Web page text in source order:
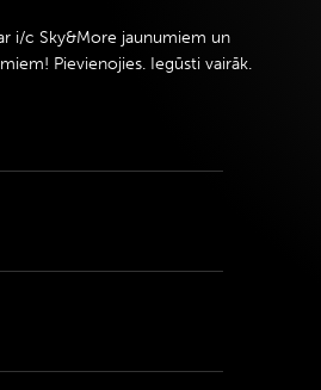
i/c Sky&More jaunumiem un
Pievienojies. Iegūsti vairāk.